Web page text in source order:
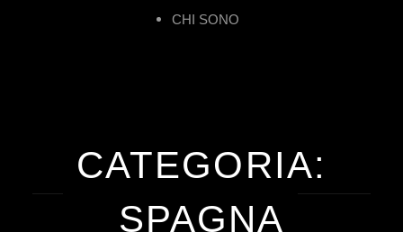
CHI SONO
CATEGORIA:
SPAGNA